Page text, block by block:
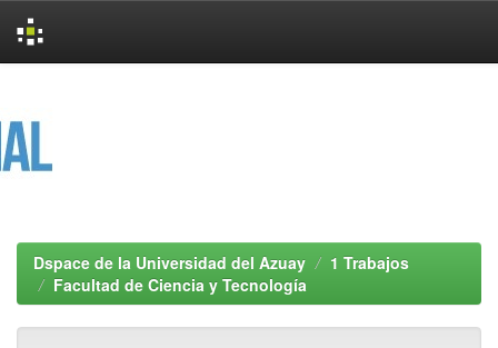
Dspace de la Universidad del Azuay
1 Trabajos
Facultad de Ciencia y Tecnología